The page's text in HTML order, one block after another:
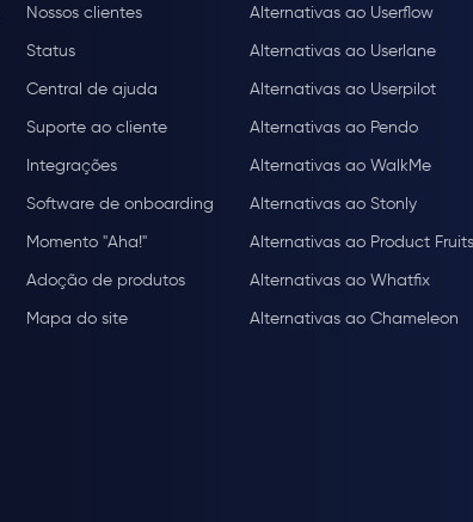
Nossos clientes
Status
Central de ajuda
Suporte ao cliente
Integrações
Software de onboarding
Momento "Aha!"
Adoção de produtos
Mapa do site
Alternativas ao Userflow
Alternativas ao Userlane
Alternativas ao Userpilot
Alternativas ao Pendo
Alternativas ao WalkMe
Alternativas ao Stonly
Alternativas ao Product Fruits
Alternativas ao Whatfix
Alternativas ao Chameleon